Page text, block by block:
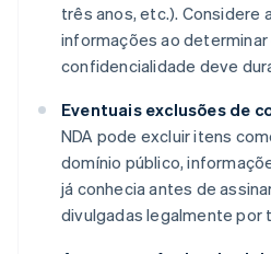
três anos, etc.). Considere
informações ao
confidencialidade deve
Eventuais exclusões de
NDA pode excluir itens
domínio público,
já conhecia antes de
divulgadas legalmente por